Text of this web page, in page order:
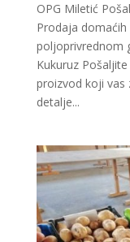
OPG Miletić
Prodaja
poljoprivrednom
Kukuruz
proizvod koji vas
detalje...